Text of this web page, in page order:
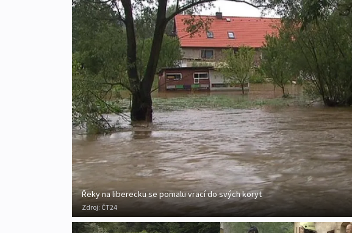
Řeky na liberecku se pomalu vrací do svých koryt
Zdroj: ČT24